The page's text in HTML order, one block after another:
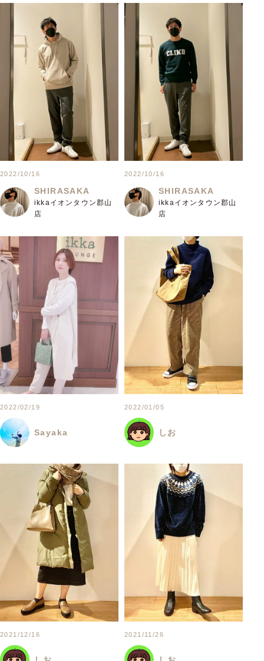
2022/10/16
SHIRASAKA
ikkaイオンタウン郡山
店
2022/10/16
SHIRASAKA
ikkaイオンタウン郡山
店
2022/02/19
Sayaka
2022/01/05
しお
2021/12/16 2021/11/26